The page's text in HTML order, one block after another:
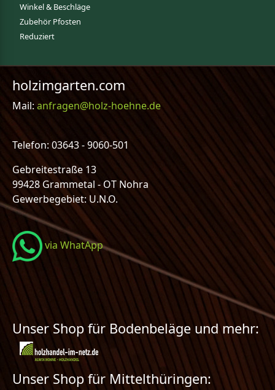
Winkel & Beschläge
Zubehör Pfosten
Reduziert
holzimgarten.com
Mail:anfragen@holz-hoehne.de
Telefon: 03643 - 9060-501
Gebreitestraße 13
99428 Grammetal - OT Nohra
Gewerbegebiet: U.N.O.
via WhatApp
Unser Shop für Bodenbeläge und mehr:
Unser Shop für Mittelthüringen: